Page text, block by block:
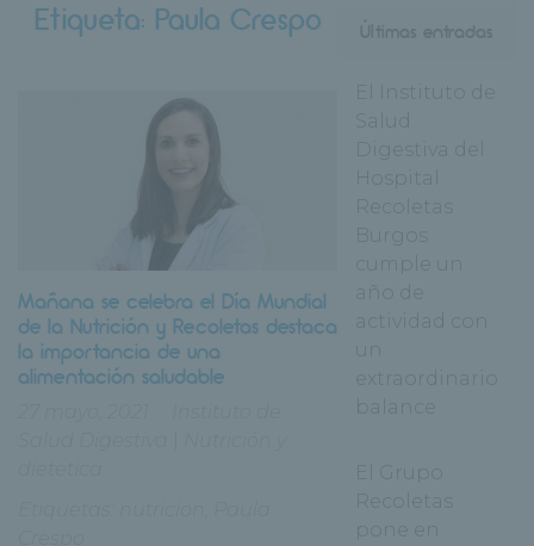
Etiqueta: Paula Crespo
Mañana se celebra el Día Mundial
de la Nutrición y Recoletas destaca
la importancia de una
alimentación saludable
El Instituto de
Salud
Digestiva del
Hospital
Recoletas
Burgos
cumple un
año de
actividad con
extraordinario
balance
El Grupo
Recoletas
pone en